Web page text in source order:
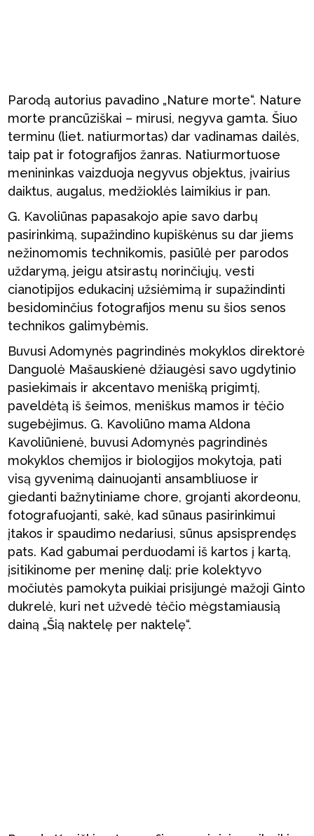
Parodą autorius pavadino „Nature morte“. Nature
morte prancūziškai – mirusi, negyva gamta. Šiuo
terminu (liet. natiurmortas) dar vadinamas dailės,
taip pat ir fotografijos žanras. Natiurmortuose
menininkas vaizduoja negyvus objektus, įvairius
daiktus, augalus, medžioklės laimikius ir pan.
G. Kavoliūnas papasakojo apie savo darbų
pasirinkimą, supažindino kupiškėnus su dar jiems
nežinomomis technikomis, pasiūlė per parodos
uždarymą, jeigu atsirastų norinčiųjų, vesti
cianotipijos edukacinį užsiėmimą ir supažindinti
besidominčius fotografijos menu su šios senos
technikos galimybėmis.
Buvusi Adomynės pagrindinės mokyklos direktorė
Danguolė Mašauskienė džiaugėsi savo ugdytinio
pasiekimais ir akcentavo menišką prigimtį,
paveldėtą iš šeimos, meniškus mamos ir tėčio
sugebėjimus. G. Kavoliūno mama Aldona
Kavoliūnienė, buvusi Adomynės pagrindinės
mokyklos chemijos ir biologijos mokytoja, pati
visą gyvenimą dainuojanti ansambliuose ir
giedanti bažnytiniame chore, grojanti akordeonu,
fotografuojanti, sakė, kad sūnaus pasirinkimui
įtakos ir spaudimo nedariusi, sūnus apsisprendęs
pats. Kad gabumai perduodami iš kartos į kartą,
įsitikinome per meninę dalį: prie kolektyvo
močiutės pamokyta puikiai prisijungė mažoji Ginto
dukrelė, kuri net užvedė tėčio mėgstamiausią
dainą „Šią naktelę per naktelę“.